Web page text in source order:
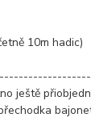
10m hadic)
ještě